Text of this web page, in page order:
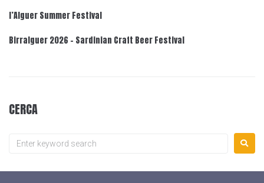
l’Alguer Summer Festival
Birralguer 2026 – Sardinian Craft Beer Festival
CERCA